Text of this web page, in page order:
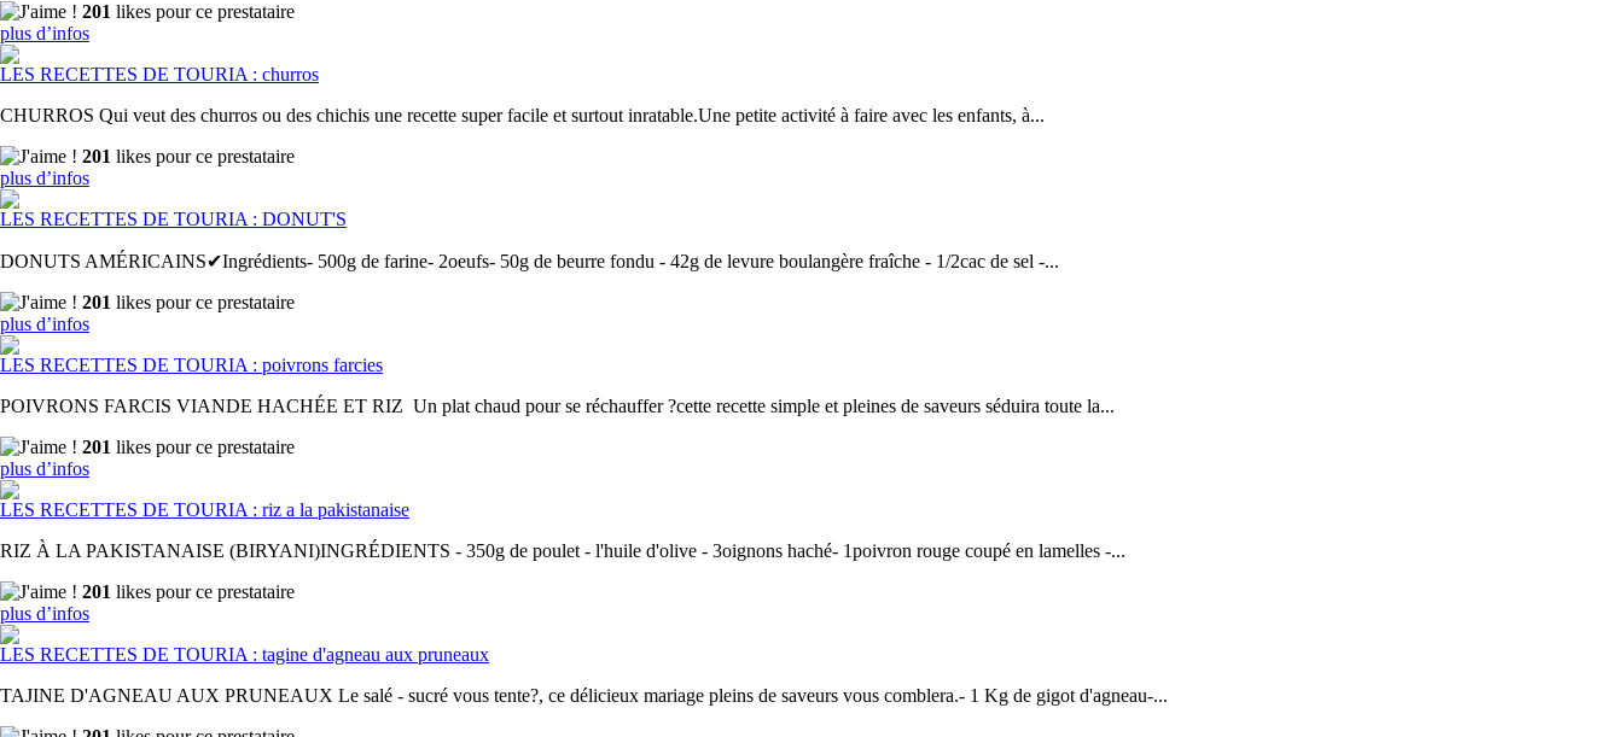
201 likes pour ce prestataire
plus d’infos
LES RECETTES DE TOURIA : churros
CHURROS Qui veut des churros ou des chichis une recette super facile et surtout inratable.Une petite activité à faire avec les enfants, à...
201 likes pour ce prestataire
plus d’infos
LES RECETTES DE TOURIA : DONUT'S
DONUTS AMÉRICAINS✔Ingrédients- 500g de farine- 2oeufs- 50g de beurre fondu - 42g de levure boulangère fraîche - 1/2cac de sel -...
201 likes pour ce prestataire
plus d’infos
LES RECETTES DE TOURIA : poivrons farcies
POIVRONS FARCIS VIANDE HACHÉE ET RIZ Un plat chaud pour se réchauffer ?cette recette simple et pleines de saveurs séduira toute la...
201 likes pour ce prestataire
plus d’infos
LES RECETTES DE TOURIA : riz a la pakistanaise
RIZ À LA PAKISTANAISE (BIRYANI)INGRÉDIENTS - 350g de poulet - l'huile d'olive - 3oignons haché- 1poivron rouge coupé en lamelles -...
201 likes pour ce prestataire
plus d’infos
LES RECETTES DE TOURIA : tagine d'agneau aux pruneaux
TAJINE D'AGNEAU AUX PRUNEAUX Le salé - sucré vous tente?, ce délicieux mariage pleins de saveurs vous comblera.- 1 Kg de gigot d'agneau-...